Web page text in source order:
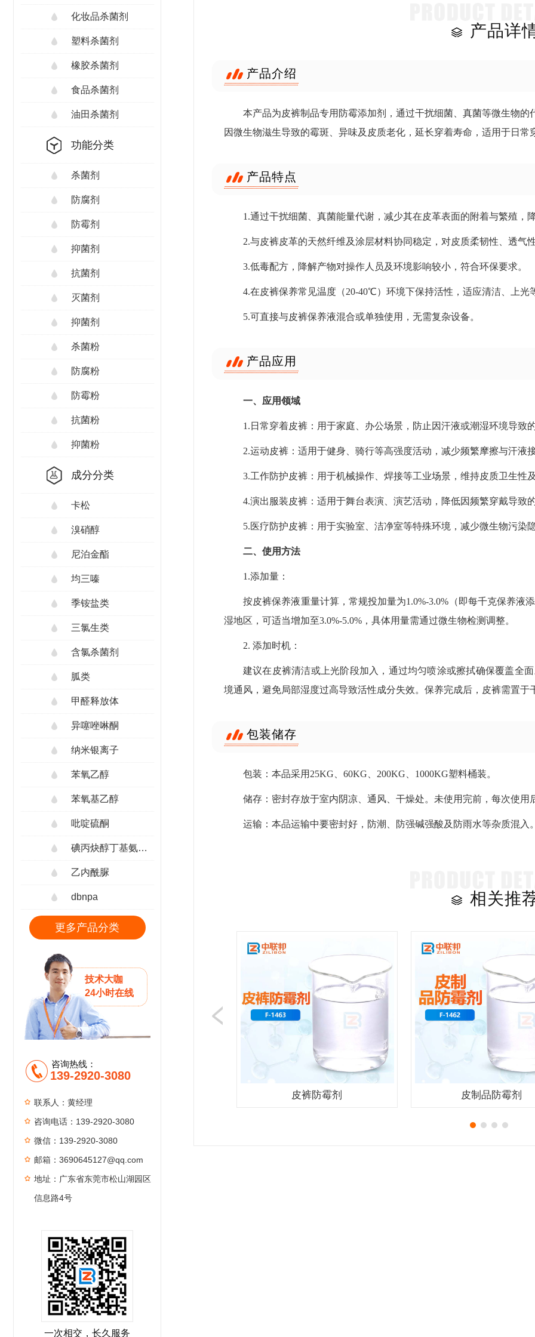
化妆品杀菌剂
塑料杀菌剂
橡胶杀菌剂
食品杀菌剂
油田杀菌剂
功能分类
杀菌剂
防腐剂
防霉剂
抑菌剂
抗菌剂
灭菌剂
抑菌剂
杀菌粉
防腐粉
防霉粉
抗菌粉
抑菌粉
成分分类
卡松
溴硝醇
尼泊金酯
均三嗪
季铵盐类
三氯生类
含氯杀菌剂
胍类
甲醛释放体
异噻唑啉酮
纳米银离子
苯氧乙醇
苯氧基乙醇
吡啶硫酮
碘丙炔醇丁基氨甲酸酯
乙内酰脲
dbnpa
更多产品分类
技术大咖
24小时在线
咨询热线：
139-2920-3080
联系人：黄经理
咨询电话：139-2920-3080
微信：139-2920-3080
邮箱：3690645127@qq.com
地址：广东省东莞市松山湖园区
信息路4号
一次相交，长久服务
产品详
产品介绍
本产品为皮裤制品专用防霉添加剂，通过干扰细菌、真菌等微生物
因微生物滋生导致的霉斑、异味及皮质老化，延长穿着寿命，适用于日
产品特点
1.通过干扰细菌、真菌能量代谢，减少其在皮革表面的附着与繁殖，
2.与皮裤皮革的天然纤维及涂层材料协同稳定，对皮质柔韧性、透气
3.低毒配方，降解产物对操作人员及环境影响较小，符合环保要求。
4.在皮裤保养常见温度（20-40℃）环境下保持活性，适应清洁、上光
5.可直接与皮裤保养液混合或单独使用，无需复杂设备。
产品应用
一、应用领域
1.日常穿着皮裤：用于家庭、办公场景，防止因汗液或潮湿环境导致
2.运动皮裤：适用于健身、骑行等高强度活动，减少频繁摩擦与汗液
3.工作防护皮裤：用于机械操作、焊接等工业场景，维持皮质卫生性
4.演出服装皮裤：适用于舞台表演、演艺活动，降低因频繁穿戴导致
5.医疗防护皮裤：用于实验室、洁净室等特殊环境，减少微生物污染
二、使用方法
1.添加量：
按皮裤保养液重量计算，常规投加量为1.0%-3.0%（即每千克保养液
湿地区，可适当增加至3.0%-5.0%，具体用量需通过微生物检测调整。
2. 添加时机：
建议在皮裤清洁或上光阶段加入，通过均匀喷涂或擦拭确保覆盖全
境通风，避免局部湿度过高导致活性成分失效。保养完成后，皮裤需置于
包装储存
包装：本品采用25KG、60KG、200KG、1000KG塑料桶装。
储存：密封存放于室内阴凉、通风、干燥处。未使用完前，每次使用
运输：本品运输中要密封好，防潮、防强碱强酸及防雨水等杂质混入
相关推
皮裤防霉剂 皮制品防霉剂